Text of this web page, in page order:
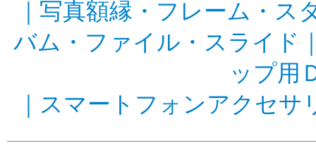
写真額縁・フレーム・ス
バム・ファイル・スライド
ップ用
スマートフォンアクセサ